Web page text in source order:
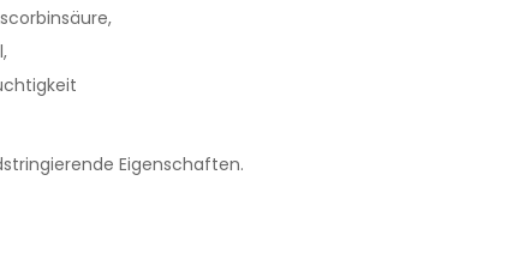
Eigenschaften.